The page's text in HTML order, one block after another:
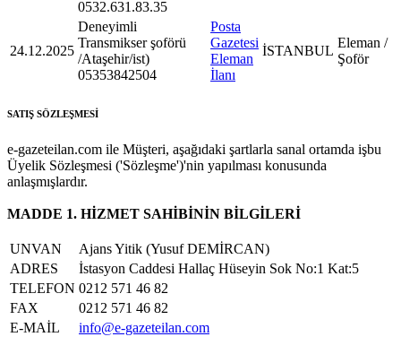
0532.631.83.35
24.12.2025
Deneyimli
Transmikser şoförü
/Ataşehir/ist)
05353842504
Posta
Gazetesi
Eleman
İlanı
İSTANBUL
Eleman /
Şoför
SATIŞ SÖZLEŞMESİ
e-gazeteilan.com ile Müşteri, aşağıdaki şartlarla sanal ortamda işbu
Üyelik Sözleşmesi ('Sözleşme')'nin yapılması konusunda
anlaşmışlardır.
MADDE 1. HİZMET SAHİBİNİN BİLGİLERİ
UNVAN
Ajans Yitik (Yusuf DEMİRCAN)
ADRES
İstasyon Caddesi Hallaç Hüseyin Sok No:1 Kat:5
TELEFON 0212 571 46 82
FAX
0212 571 46 82
E-MAİL
info@e-gazeteilan.com